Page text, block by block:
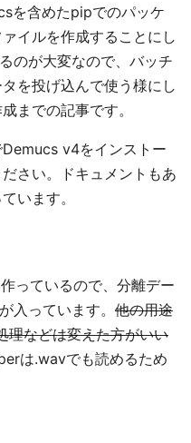
を含めたpipでのパッケ
イルを作成することにし
のが大変なので、バッチ
を投げ込んで使う様にし
までの記事です。
v4をインストー
さい。ドキュメントもあ
います。
っているので、分離デー
入っています。 他の用途
などは変えた方がいい
は.wavでも読めるため